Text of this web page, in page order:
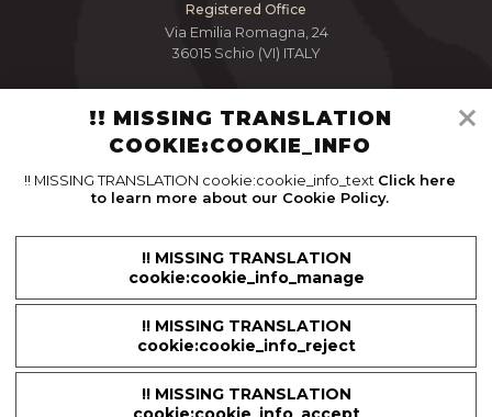
Registered Office
Via Emilia Romagna, 24
36015 Schio (VI) ITALY
Tel.+39.0445.640559
Emailinfo@sunmix.it
CONTACTOS
GENERAL CONDITIONS OF SALE
MANAGE COOKIES
Web by www.bin 8 studios.com
!! MISSING TRANSLATION
COOKIE:COOKIE_INFO
!! MISSING TRANSLATION cookie:cookie_info_text Click here
to learn more about our Cookie Policy.
!! MISSING TRANSLATION
cookie:cookie_info_manage
!! MISSING TRANSLATION
cookie:cookie_info_reject
!! MISSING TRANSLATION